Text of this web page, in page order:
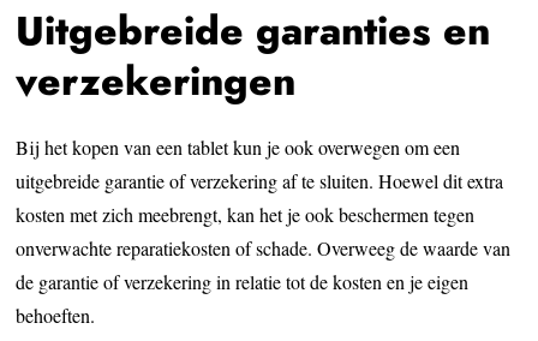
Uitgebreide garanties en
verzekeringen
Bij het kopen van een tablet kun je ook overwegen om een
uitgebreide garantie of verzekering af te sluiten. Hoewel dit extra
kosten met zich meebrengt, kan het je ook beschermen tegen
onverwachte reparatiekosten of schade. Overweeg de waarde van
de garantie of verzekering in relatie tot de kosten en je eigen
behoeften.